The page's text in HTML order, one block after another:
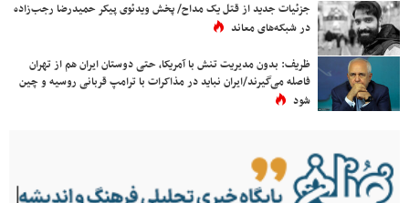
جزئیات جدید از قتل یک مداح/ پخش ویدئوی پیکر حمیدرضا رجب‌زاده
در شبکه‌های معاند
ظریف: بدون مدیریت تنش با آمریکا، حتی دوستان ایران هم از تهران
فاصله می‌گیرند/ایران نباید در مذاکرات با ترامپ قربانی روسیه و چین
شود